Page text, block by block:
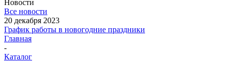
Новости
Все новости
20 декабря 2023
График работы в новогодние праздники
Главная
-
Каталог